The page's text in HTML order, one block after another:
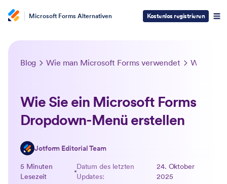
Microsoft Forms Alternativen Kostenlos registrieren
Blog Wie man Microsoft Forms verwendet
Wie Sie ein Microsoft Forms
Dropdown-Menü erstellen
Jotform Editorial Team
5 Minuten
Lesezeit
Datum des letzten
Updates:
24. Oktober
2025